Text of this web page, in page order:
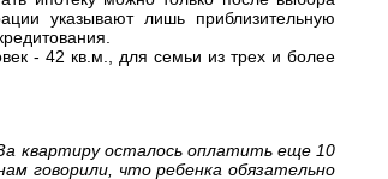
указывают лишь приблизительную
- 42 кв.м., для семьи из трех и более
квартиру осталось оплатить еще 10
говорили, что ребенка обязательно